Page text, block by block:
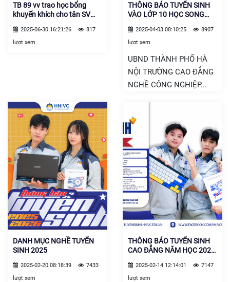
TB 89 vv trao học bổng
khuyến khích cho tân SV
2025-06-30 16:21:26
817
lượt xem
THÔNG BÁO TUYỂN SINH
VÀO LỚP 10 HỌC SONG
CAO ĐẲNG NĂM HỌC 2025
- 2026
2025-04-03 08:10:25
8907
lượt xem
UBND THÀNH PHỐ HÀ
NỘI TRƯỜNG CAO ĐẲNG
NGHỀ CÔNG NGHIỆP...
DANH MỤC NGHỀ TUYỂN
SINH 2025
2025-02-20 08:18:39
7433
lượt xem
THÔNG BÁO TUYỂN SINH
CAO ĐẲNG NĂM HỌC 2025
2025-02-14 12:14:01
7147
lượt xem